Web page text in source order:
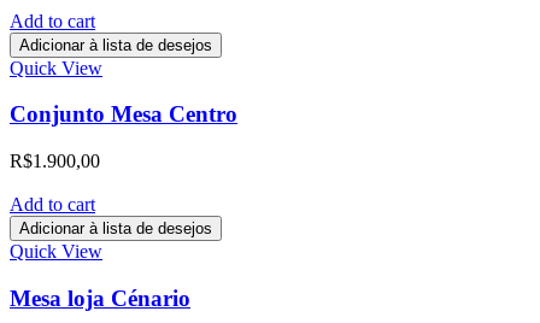
Add to cart
Adicionar à lista de desejos
Quick View
Conjunto Mesa Centro
R$1.900,00
Add to cart
Adicionar à lista de desejos
Quick View
Mesa loja Cénario